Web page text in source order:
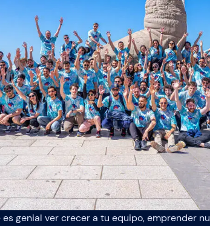
genial ver crecer a tu equipo, emprender